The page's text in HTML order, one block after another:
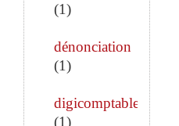
(1)
dénonciation
(1)
digicomptable
(1)